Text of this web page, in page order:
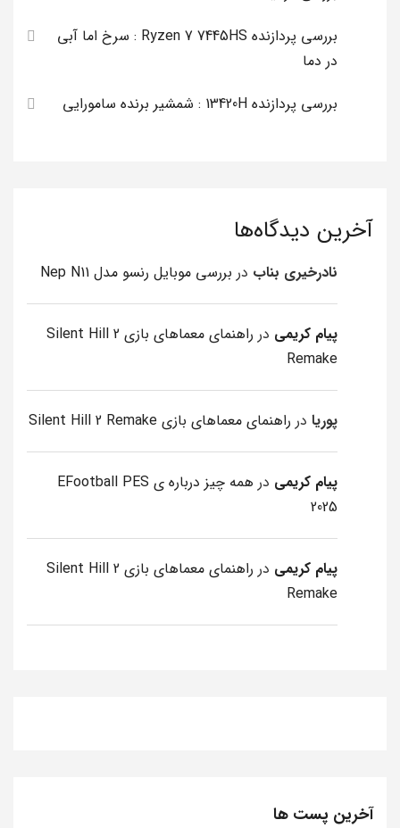
بررسی پردازنده Ryzen 7 7445HS : سرخ اما آبی
در دما
بررسی پردازنده 13420H : شمشیر برنده سامورایی
آخرین دیدگاه‌ها
نادرخیری بناب در بررسی موبایل رنسو مدل Nep N11
پیام کریمی در
راهنمای معماهای بازی Silent Hill 2
Remake
پوریا در راهنمای معماهای بازی Silent Hill 2 Remake
پیام کریمی در
همه چیز درباره ی EFootball PES
2025
پیام کریمی در
راهنمای معماهای بازی Silent Hill 2
Remake
آخرین پست ها